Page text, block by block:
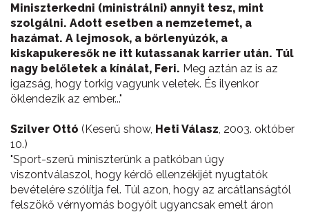
Miniszterkedni (ministrálni) annyit tesz, mint
szolgálni. Adott esetben a nemzetemet, a
hazámat. A lejmosok, a bőrlenyúzók, a
kiskapukeresők ne itt kutassanak karrier után. Túl
nagy belőletek a kínálat, Feri. Meg aztán az is az
igazság, hogy torkig vagyunk veletek. És ilyenkor
öklendezik az ember..."
Szilver Ottó (Keserű show, Heti Válasz, 2003. október
10.)
"Sport-szerű miniszterünk a patkóban úgy
viszontválaszol, hogy kérdő ellenzékijét nyugtatók
bevételére szólítja fel. Túl azon, hogy az arcátlanságtól
felszökő vérnyomás bogyóit ugyancsak emelt áron